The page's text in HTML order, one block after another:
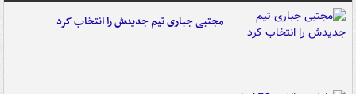
مجتبی جباری تیم جدیدش را انتخاب کرد